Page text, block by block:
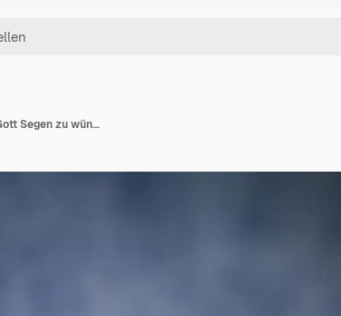
Christliches Leben Krise Gebet zu Gott Frau Anbetung für Gott Segen zu wünschen ein besseres Leben Frau Hände beten zu Gott mit der Bibel betteln um Vergebung und glauben an die Güte